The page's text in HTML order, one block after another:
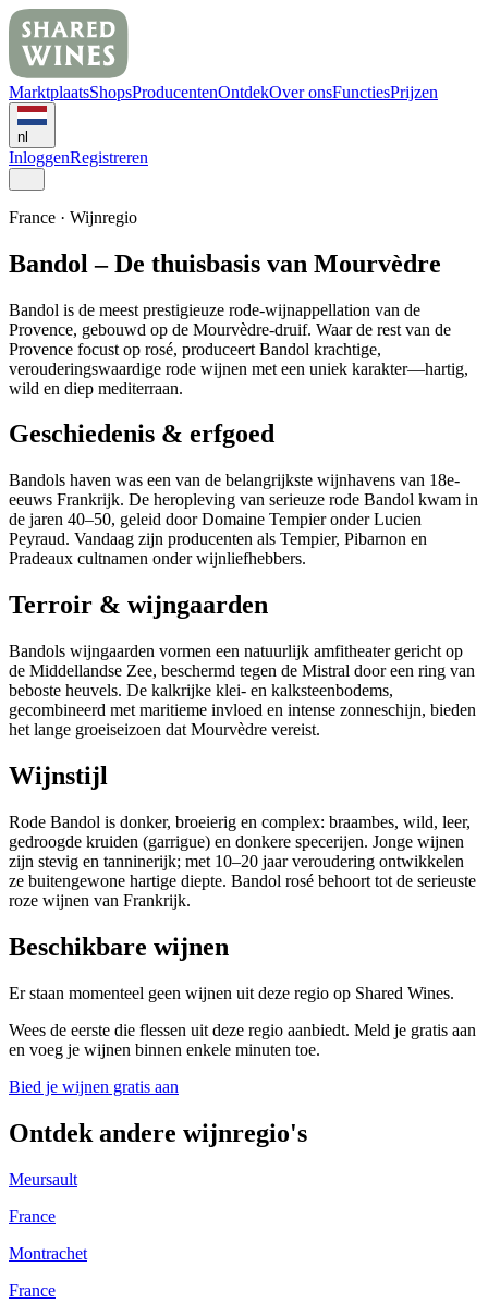
MarktplaatsShopsProducentenOntdekOver onsFunctiesPrijzen
nl
InloggenRegistreren
France · Wijnregio
Bandol – De thuisbasis van Mourvèdre
Bandol is de meest prestigieuze rode-wijnappellation van de
Provence, gebouwd op de Mourvèdre-druif. Waar de rest van de
Provence focust op rosé, produceert Bandol krachtige,
verouderingswaardige rode wijnen met een uniek karakter—hartig,
wild en diep mediterraan.
Geschiedenis & erfgoed
Bandols haven was een van de belangrijkste wijnhavens van 18e-
eeuws Frankrijk. De heropleving van serieuze rode Bandol kwam in
de jaren 40–50, geleid door Domaine Tempier onder Lucien
Peyraud. Vandaag zijn producenten als Tempier, Pibarnon en
Pradeaux cultnamen onder wijnliefhebbers.
Terroir & wijngaarden
Bandols wijngaarden vormen een natuurlijk amfitheater gericht op
de Middellandse Zee, beschermd tegen de Mistral door een ring van
beboste heuvels. De kalkrijke klei- en kalksteenbodems,
gecombineerd met maritieme invloed en intense zonneschijn, bieden
het lange groeiseizoen dat Mourvèdre vereist.
Wijnstijl
Rode Bandol is donker, broeierig en complex: braambes, wild, leer,
gedroogde kruiden (garrigue) en donkere specerijen. Jonge wijnen
zijn stevig en tanninerijk; met 10–20 jaar veroudering ontwikkelen
ze buitengewone hartige diepte. Bandol rosé behoort tot de serieuste
roze wijnen van Frankrijk.
Beschikbare wijnen
Er staan momenteel geen wijnen uit deze regio op Shared Wines.
Wees de eerste die flessen uit deze regio aanbiedt. Meld je gratis aan
en voeg je wijnen binnen enkele minuten toe.
Bied je wijnen gratis aan
Ontdek andere wijnregio's
Meursault
France
Montrachet
France